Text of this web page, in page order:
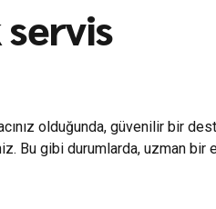
servis
olduğunda, güvenilir bir
gibi durumlarda, uzman bir